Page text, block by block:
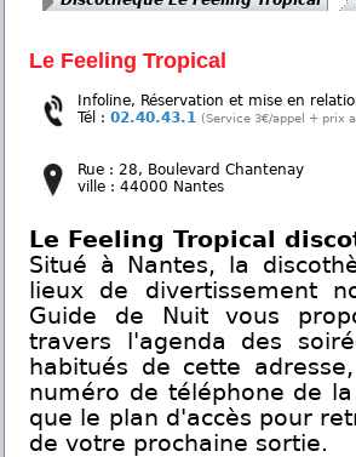
Le Feeling Tropical
Infoline, Réservation et mise en
Tél : 02.40.43.1 (Service 3€/appel + prix
Rue : 28, Boulevard Chantenay
ville : 44000 Nantes
Le Feeling Tropical
Situé à Nantes, la
lieux de divertissement
Guide de Nuit vous
travers l'agenda des
habitués de cette
numéro de téléphone de
que le plan d'accès pour
de votre prochaine sortie.